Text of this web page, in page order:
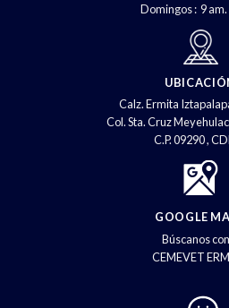
Domingos : 9 am.
Calz. Ermita
Col. Sta. Cruz
C.P. 09290 ,
GOOGLE
Búscanos
CEMEVET